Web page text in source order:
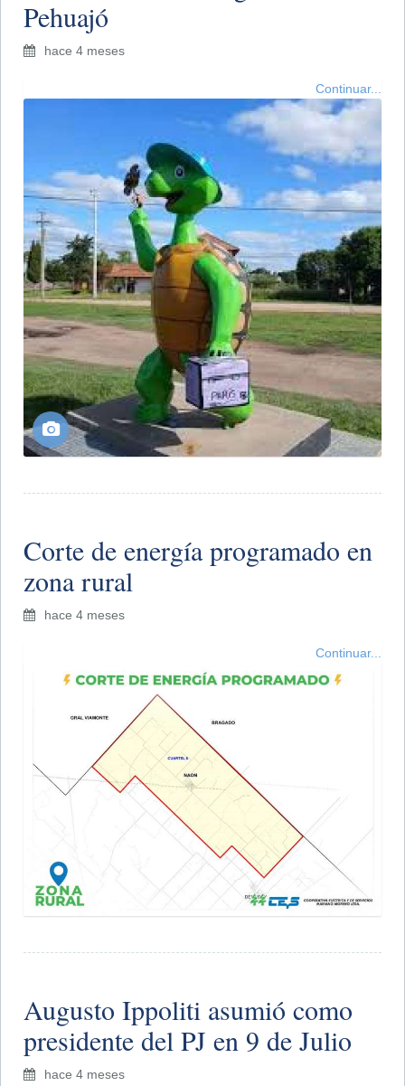
Pehuajó
hace 4 meses
Continuar...
Corte de energía programado en
zona rural
hace 4 meses
Continuar...
Augusto Ippoliti asumió como
presidente del PJ en 9 de Julio
hace 4 meses